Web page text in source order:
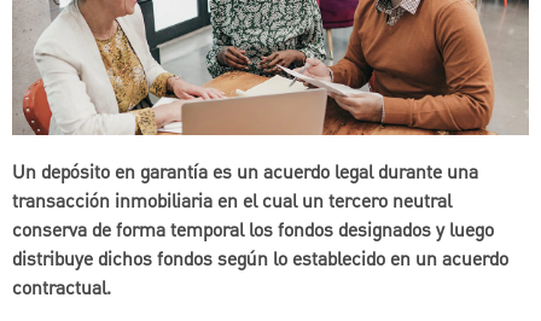
Un depósito en garantía es un acuerdo legal durante una
transacción inmobiliaria en el cual un tercero neutral
conserva de forma temporal los fondos designados y luego
distribuye dichos fondos según lo establecido en un acuerdo
contractual.